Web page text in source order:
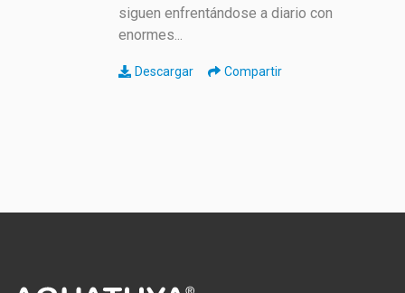
siguen enfrentándose a diario con
enormes...
Descargar Compartir